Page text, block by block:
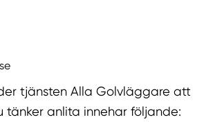
tjänsten Alla Golvläggare att
anlita innehar följande: